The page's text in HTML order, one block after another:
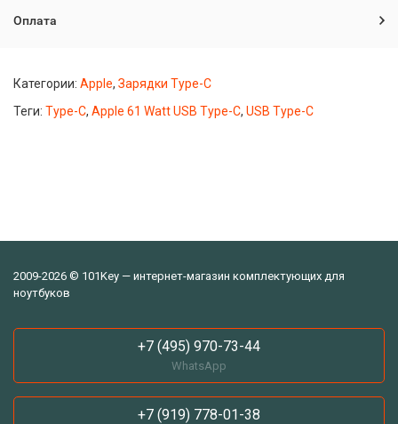
Оплата
Категории: Apple, Зарядки Type-C
Теги: Type-C, Apple 61 Watt USB Type-C, USB Type-C
2009-2026 © 101Key — интернет-магазин комплектующих для
ноутбуков
+7 (495) 970-73-44
WhatsApp
+7 (919) 778-01-38